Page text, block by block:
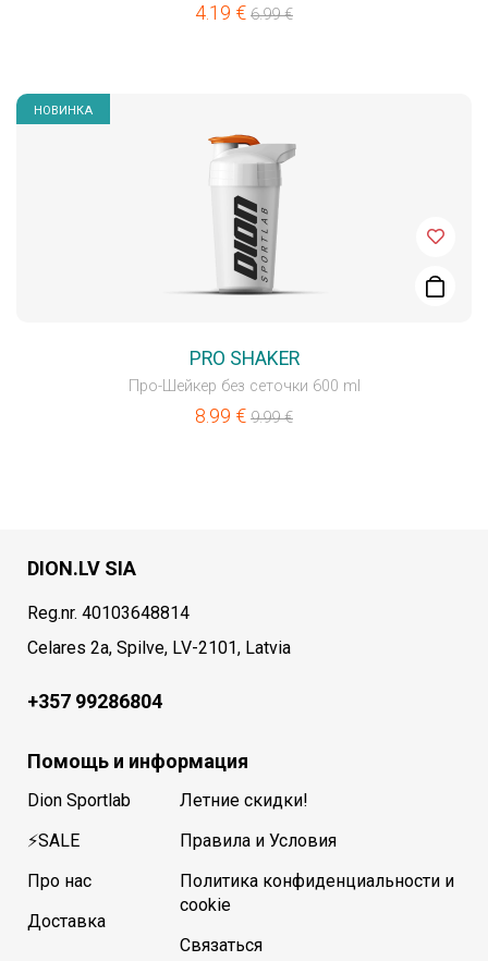
4.19 € 6.99€
НОВИНКА
PRO SHAKER
Про-Шейкер без сеточки 600 ml
8.99 € 9.99€
DION.LV SIA
Reg.nr. 40103648814
Celares 2a, Spilve, LV-2101, Latvia
+357 99286804
Помощь и информация
Dion Sportlab
⚡SALE
Про нас
Доставка
Летние скидки!
Правила и Условия
Политика конфиденциальности и
cookie
Связаться